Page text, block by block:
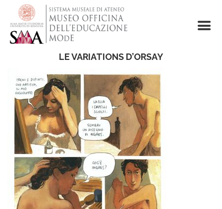
contenuto
principale
LE VARIATIONS D’ORSAY